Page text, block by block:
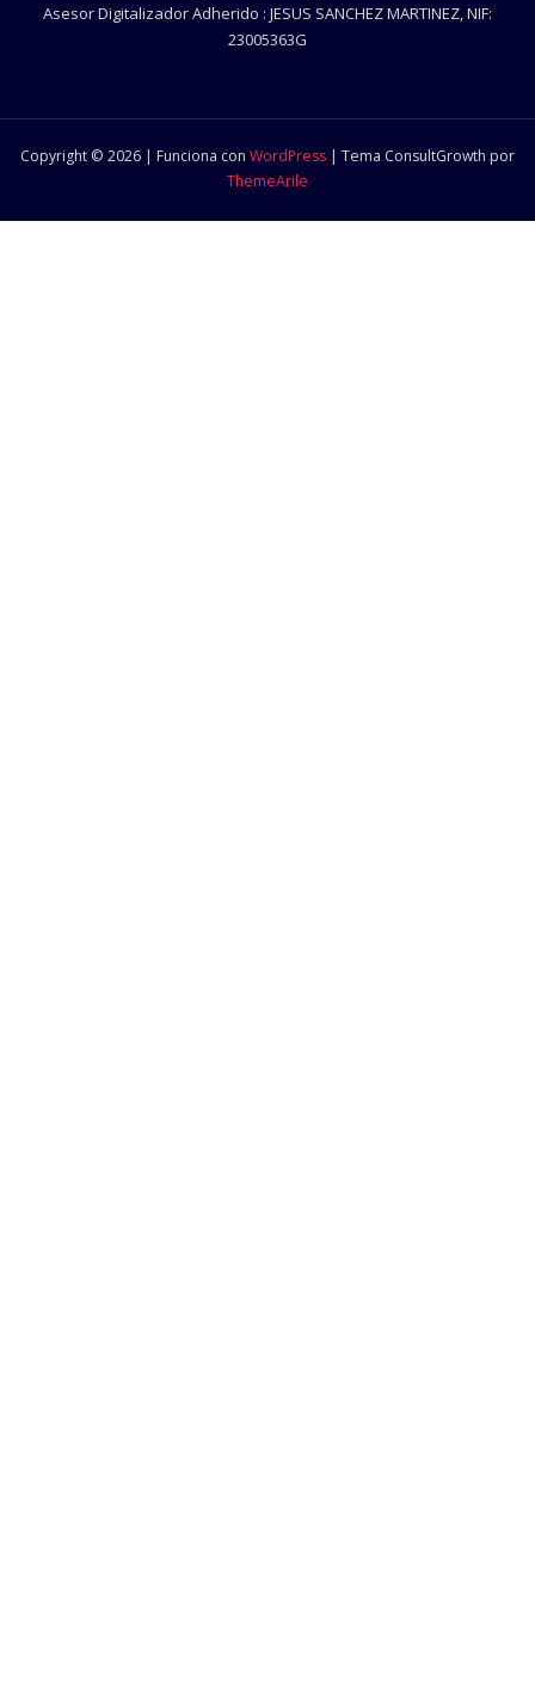
Asesor Digitalizador Adherido : JESUS SANCHEZ MARTINEZ, NIF:
23005363G
Copyright © 2026 | Funciona con WordPress | Tema ConsultGrowth por
ThemeArile